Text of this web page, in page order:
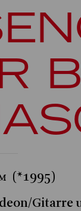
(*1995)
Gitarre